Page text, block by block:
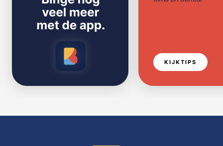
KIJKTIPS